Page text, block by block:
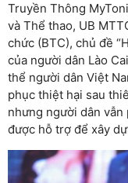
Truyền Thông
và Thể thao, UB
chức (BTC), chủ đề
của người dân Lào
thể người dân Việt
phục thiệt hại sau
nhưng người dân
được hỗ trợ để xây